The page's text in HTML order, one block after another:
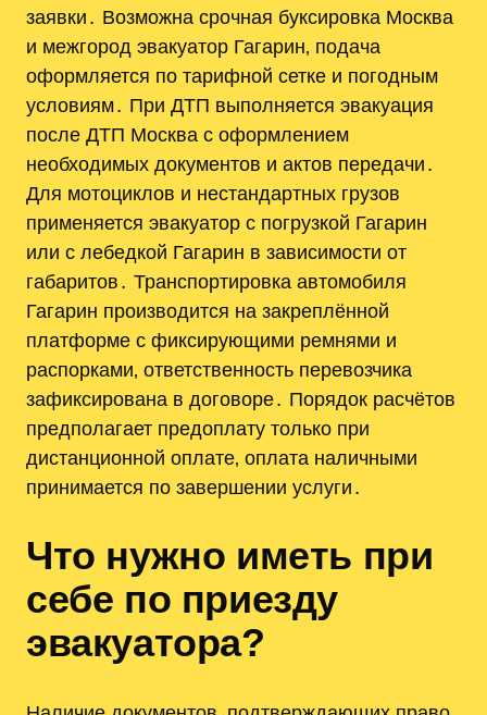
заявки․ Возможна срочная буксировка Москва
и межгород эвакуатор Гагарин‚ подача
оформляется по тарифной сетке и погодным
условиям․ При ДТП выполняется эвакуация
после ДТП Москва с оформлением
необходимых документов и актов передачи․
Для мотоциклов и нестандартных грузов
применяется эвакуатор с погрузкой Гагарин
или с лебедкой Гагарин в зависимости от
габаритов․ Транспортировка автомобиля
Гагарин производится на закреплённой
платформе с фиксирующими ремнями и
распорками‚ ответственность перевозчика
зафиксирована в договоре․ Порядок расчётов
предполагает предоплату только при
дистанционной оплате‚ оплата наличными
принимается по завершении услуги․
Что нужно иметь при
себе по приезду
эвакуатора?